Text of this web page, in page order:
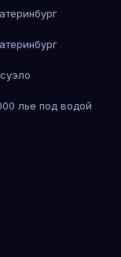
лье под водой